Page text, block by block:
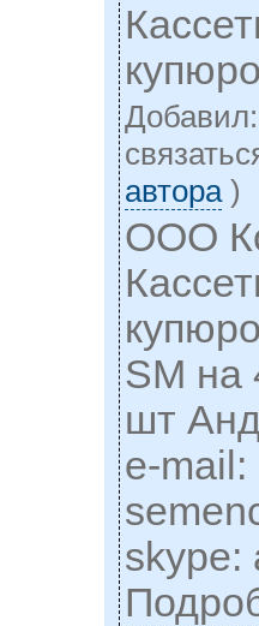
автора)
ООО
SM на
шт
e-mail:
skype: